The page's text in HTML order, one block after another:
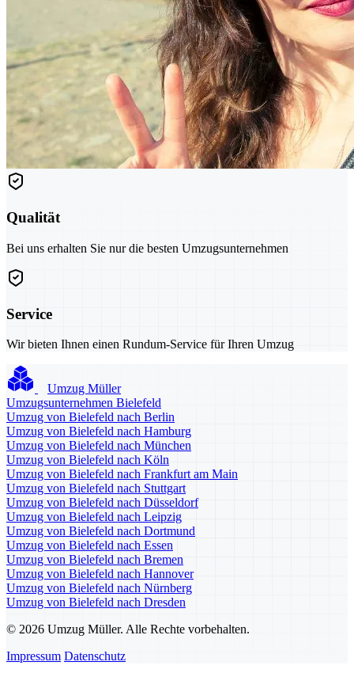
Qualität
Bei uns erhalten Sie nur die besten Umzugsunternehmen
Service
Wir bieten Ihnen einen Rundum-Service für Ihren Umzug
Umzug Müller
Umzugsunternehmen Bielefeld
Umzug von Bielefeld nach Berlin
Umzug von Bielefeld nach Hamburg
Umzug von Bielefeld nach München
Umzug von Bielefeld nach Köln
Umzug von Bielefeld nach Frankfurt am Main
Umzug von Bielefeld nach Stuttgart
Umzug von Bielefeld nach Düsseldorf
Umzug von Bielefeld nach Leipzig
Umzug von Bielefeld nach Dortmund
Umzug von Bielefeld nach Essen
Umzug von Bielefeld nach Bremen
Umzug von Bielefeld nach Hannover
Umzug von Bielefeld nach Nürnberg
Umzug von Bielefeld nach Dresden
© 2026 Umzug Müller. Alle Rechte vorbehalten.
Impressum Datenschutz